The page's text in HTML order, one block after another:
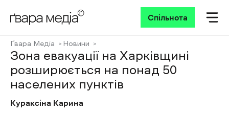
Спільнота
Ґвара Медіа Новини
Зона евакуації на Харківщині
розширюється на понад 50
населених пунктів
Кураксіна Карина